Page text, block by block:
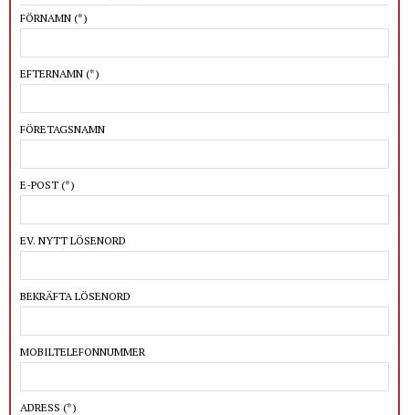
FÖRNAMN (*)
EFTERNAMN (*)
FÖRETAGSNAMN
E-POST (*)
EV. NYTT LÖSENORD
BEKRÄFTA LÖSENORD
MOBILTELEFONNUMMER
ADRESS (*)